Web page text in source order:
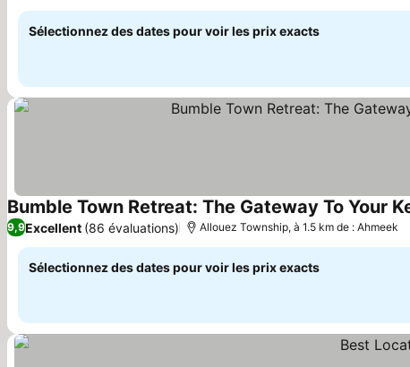
Sélectionnez des dates pour voir les prix exacts
Bumble Town Retreat: The Gateway To Your
9,9Excellent (86 évaluations) Allouez Township, à 1.5 km de : Ahmeek
Sélectionnez des dates pour voir les prix exacts